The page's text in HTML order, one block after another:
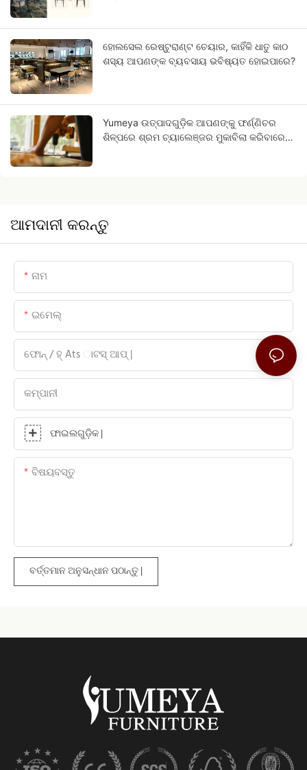
ହୋଲସେଲ ରେଷ୍ଟୁରାଣ୍ଟ ଚେୟାର, କାହିଁକି ଧାତୁ କାଠ
ଶସ୍ୟ ଆପଣଙ୍କ ବ୍ୟବସାୟ ଭବିଷ୍ୟତ ହୋଇପାରେ?
Yumeya ଉତ୍ପାଦଗୁଡ଼ିକ ଆପଣଙ୍କୁ ଫର୍ଣ୍ଣିଚର
ଶିଳ୍ପରେ ଶ୍ରମ ଚ୍ୟାଲେଞ୍ଜର ମୁକାବିଲା କରିବାରେ
ଆମଦାନୀ କରନ୍ତୁ
ନାମ
ଇମେଲ୍
ଫୋନ୍ / ହ୍ Ats ାଟସ୍ ଆପ୍ |
କମ୍ପାନୀ
ଫାଇଲଗୁଡ଼ିକ |
ବିଷୟବସ୍ତୁ
ବର୍ତ୍ତମାନ ଅନୁସନ୍ଧାନ ପଠାନ୍ତୁ |